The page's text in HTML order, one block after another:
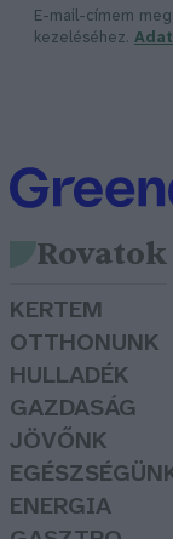
E-mail-címem
kezeléséhez.
Rovatok
KERTEM
OTTHONUNK
HULLADÉK
GAZDASÁG
JÖVŐNK
ENERGIA